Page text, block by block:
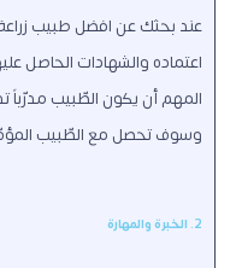
عند بحثك عن افضل طبيب
اعتماده والشهادات الحاصل
المهم أن يكون الطّبيب مدرّباً
وسوف تحصل مع الطّبيب
2. الخبرة والمهارة